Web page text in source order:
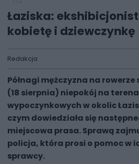
Łaziska:
kobietę i dziewczynkę
Redakcja
Półnagi mężczyzna na rowerze
(18 sierpnia) niepokój na
wypoczynkowych w okolic
czym dowiedziała się
miejscowa prasa. Sprawą
policja, która prosi o pomoc w
sprawcy.